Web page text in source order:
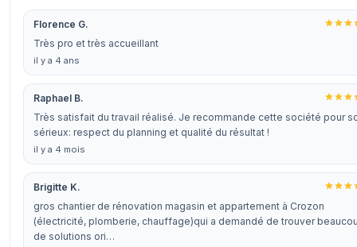
Florence G.
Très pro et très accueillant
il y a 4 ans
Raphael B.
Très satisfait du travail réalisé. Je recommande cette société pour
sérieux: respect du planning et qualité du résultat !
il y a 4 mois
Brigitte K.
gros chantier de rénovation magasin et appartement à Crozon
(électricité, plomberie, chauffage)qui a demandé de trouver
de solutions ori…